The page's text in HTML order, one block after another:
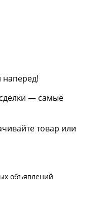
наперед!
— самые
товар или
объявлений